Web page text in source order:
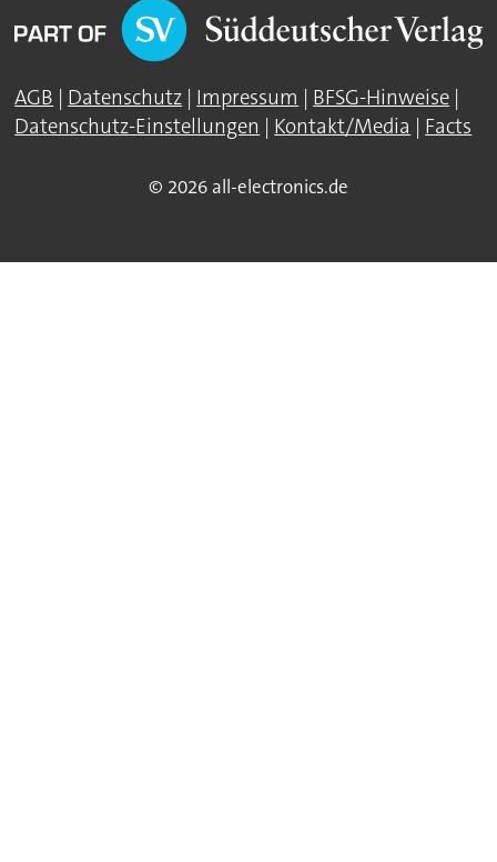
AGB | Datenschutz | Impressum | BFSG-Hinweise |
Datenschutz-Einstellungen | Kontakt/Media | Facts
© 2026 all-electronics.de